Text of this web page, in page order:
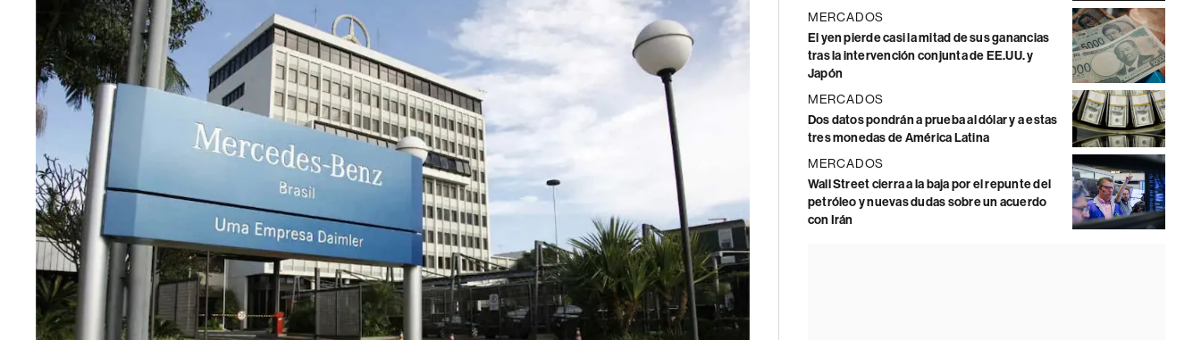
MERCADOS
El yen pierde casi la mitad de sus ganancias
tras la intervención conjunta de EE.UU. y
Japón
MERCADOS
Dos datos pondrán a prueba al dólar y a estas
tres monedas de América Latina
MERCADOS
Wall Street cierra a la baja por el repunte del
petróleo y nuevas dudas sobre un acuerdo
con Irán